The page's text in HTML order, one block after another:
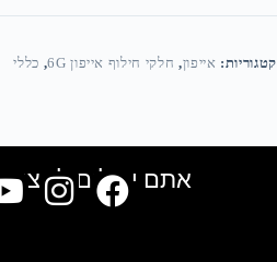
קטגוריות: אייפון, חלקי חילוף אייפון 6G , כללי
אתם יכולים למצוא